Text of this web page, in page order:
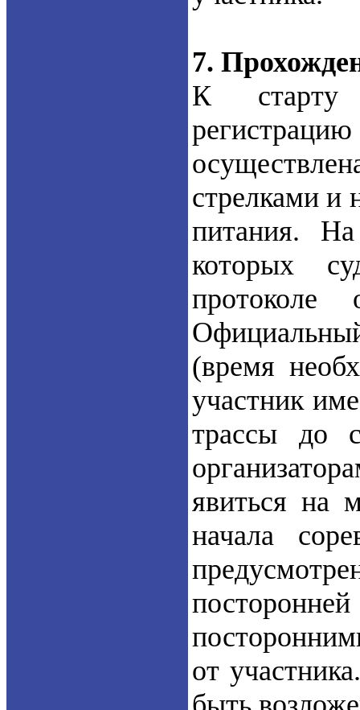
7.
К старту
стрелками и
питания.
которых
(время
участник
трассы до
явиться на
начала
от